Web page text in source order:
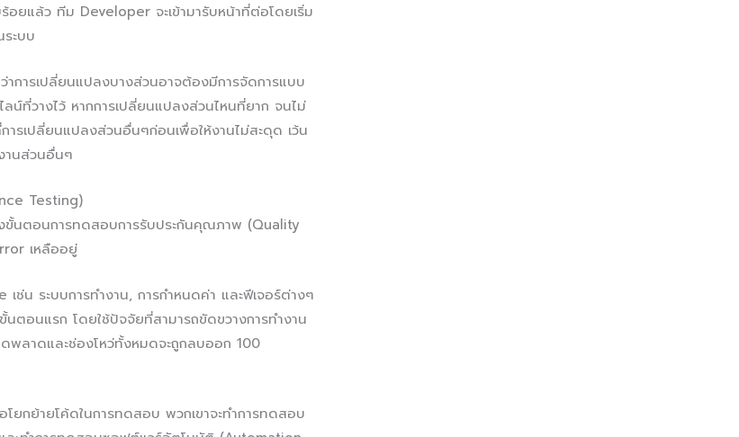
ยแล้ว ทีม Developer จะเข้ามารับหน้าที่ต่อโดยเริ่ม
ะบบ
การเปลี่ยนแปลงบางส่วนอาจต้องมีการจัดการแบบ
ลน์ที่วางไว้ หากการเปลี่ยนแปลงส่วนไหนที่ยาก จนไม่
การเปลี่ยนแปลงส่วนอื่นๆก่อนเพื่อให้งานไม่สะดุด เว้น
านส่วนอื่นๆ
Testing)
ขั้นตอนการทดสอบการรับประกันคุณภาพ (Quality
เหลืออยู่
น ระบบการทำงาน, การกำหนดค่า และฟีเจอร์ต่างๆ
ตอนแรก โดยใช้ปัจจัยที่สามารถขัดขวางการทำงาน
ลาดและช่องโหว่ทั้งหมดจะถูกลบออก 100
กย้ายโค้ดในการทดสอบ พวกเขาจะทำการทดสอบ